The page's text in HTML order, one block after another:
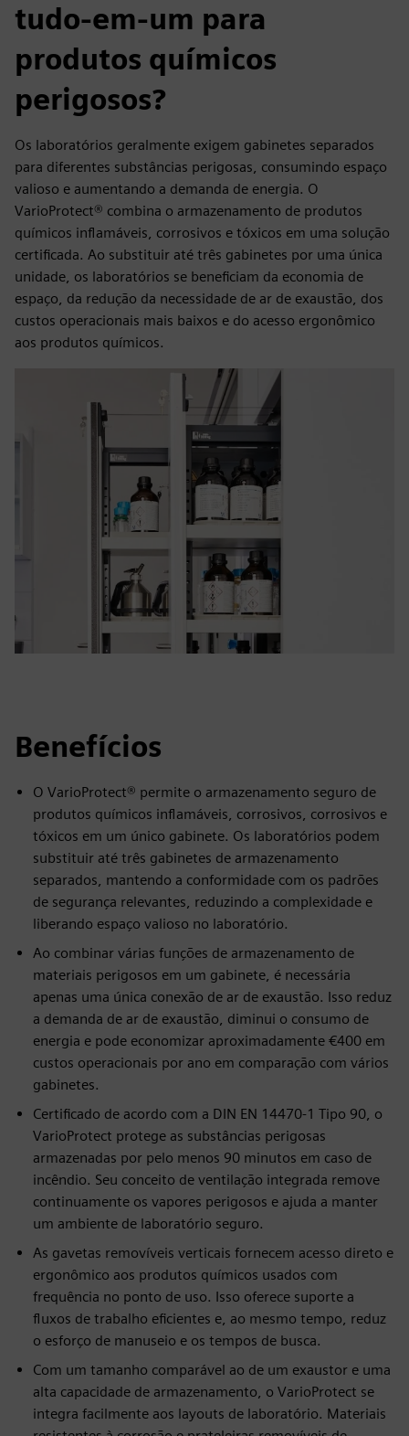
tudo-em-um para
produtos químicos
perigosos?
Os laboratórios geralmente exigem gabinetes separados
para diferentes substâncias perigosas, consumindo espaço
valioso e aumentando a demanda de energia. O
VarioProtect® combina o armazenamento de produtos
químicos inflamáveis, corrosivos e tóxicos em uma solução
certificada. Ao substituir até três gabinetes por uma única
unidade, os laboratórios se beneficiam da economia de
espaço, da redução da necessidade de ar de exaustão, dos
custos operacionais mais baixos e do acesso ergonômico
aos produtos químicos.
Benefícios
O VarioProtect® permite o armazenamento seguro de
produtos químicos inflamáveis, corrosivos, corrosivos e
tóxicos em um único gabinete. Os laboratórios podem
substituir até três gabinetes de armazenamento
separados, mantendo a conformidade com os padrões
de segurança relevantes, reduzindo a complexidade e
liberando espaço valioso no laboratório.
Ao combinar várias funções de armazenamento de
materiais perigosos em um gabinete, é necessária
apenas uma única conexão de ar de exaustão. Isso reduz
a demanda de ar de exaustão, diminui o consumo de
energia e pode economizar aproximadamente €400 em
custos operacionais por ano em comparação com vários
gabinetes.
Certificado de acordo com a DIN EN 14470-1 Tipo 90, o
VarioProtect protege as substâncias perigosas
armazenadas por pelo menos 90 minutos em caso de
incêndio. Seu conceito de ventilação integrada remove
continuamente os vapores perigosos e ajuda a manter
um ambiente de laboratório seguro.
As gavetas removíveis verticais fornecem acesso direto e
ergonômico aos produtos químicos usados com
frequência no ponto de uso. Isso oferece suporte a
fluxos de trabalho eficientes e, ao mesmo tempo, reduz
o esforço de manuseio e os tempos de busca.
Com um tamanho comparável ao de um exaustor e uma
alta capacidade de armazenamento, o VarioProtect se
integra facilmente aos layouts de laboratório. Materiais